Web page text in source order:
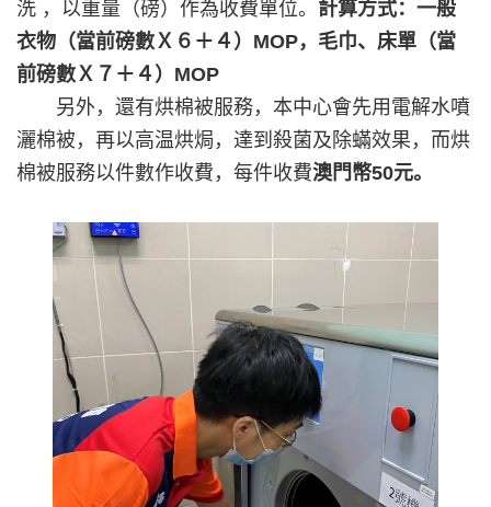
洗 ，以重量（磅）作為收費單位。 計算方式：一般
衣物（當前磅數Ｘ６＋４）MOP，毛巾、床單（當
前磅數Ｘ７＋４）MOP
另外，還有烘棉被服務，本中心會先用電解水噴
灑棉被，再以高温烘焗，達到殺菌及除蟎效果，而烘
棉被服務以件數作收費，每件收費澳門幣50元。